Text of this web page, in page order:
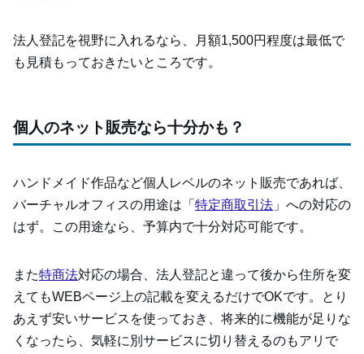
法人登記を視野に入れるなら、月額1,500円程度は最低で
も見積もっておきたいところです。
個人のネット販売なら十分かも？
ハンドメイド作品など個人レベルのネット販売であれば、
バーチャルオフィスの用途は「 特定商取引法 」への対応の
はず。この用途なら、予算内で十分対応可能です。
また特商法対応の場合、法人登記と違って後から住所を変
えてもWEBページ上の記載を変えるだけでOKです。とり
あえず安いサービスを使っておき、将来的に機能が足りな
くなったら、気軽に別サービスに切り替えるのもアリで